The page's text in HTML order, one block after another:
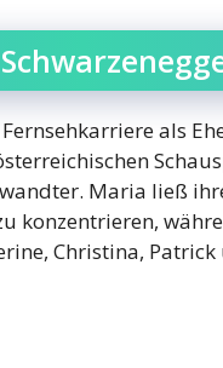
als
Maria ließ
konzentrieren,
Christina,